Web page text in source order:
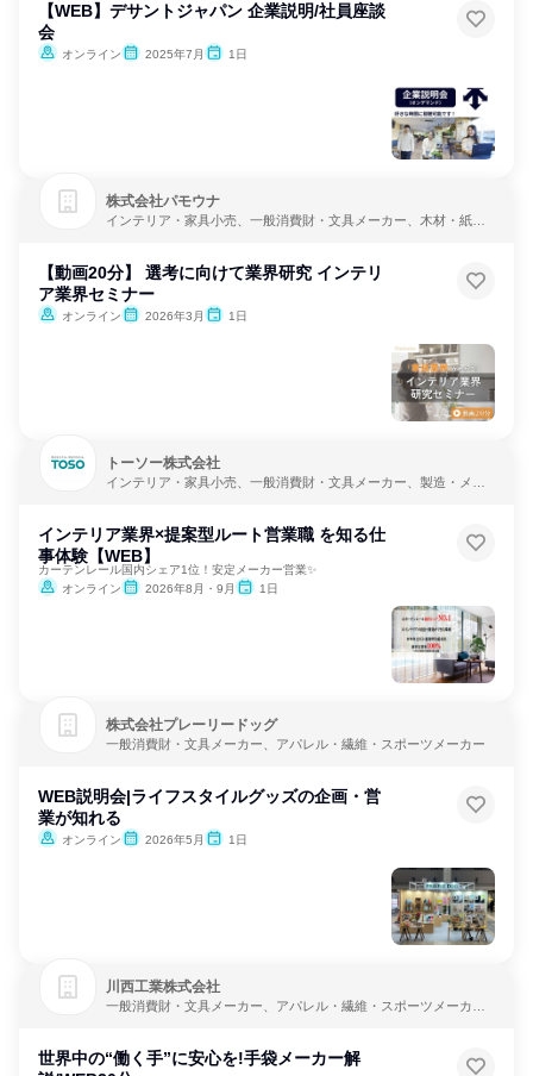
【WEB】デサントジャパン 企業説明/社員座談
会
オンライン 2025年7月 1日
株式会社パモウナ
インテリア・家具小売、一般消費財・文具メーカー、木材・紙メ
【動画20分】 選考に向けて業界研究 インテリ
ア業界セミナー
オンライン 2026年3月 1日
トーソー株式会社
インテリア・家具小売、一般消費財・文具メーカー、製造・メー
インテリア業界×提案型ルート営業職 を知る仕
事体験【WEB】
カーテンレール国内シェア1位！安定メーカー営業✨
オンライン
2026年8月・9月 1日
株式会社プレーリードッグ
一般消費財・文具メーカー、アパレル・繊維・スポーツメーカー
WEB説明会|ライフスタイルグッズの企画・営
業が知れる
オンライン 2026年5月 1日
川西工業株式会社
一般消費財・文具メーカー、アパレル・繊維・スポーツメーカ
世界中の“働く手”に安心を!手袋メーカー解